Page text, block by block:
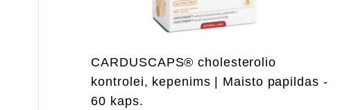
CARDUSCAPS® cholesterolio
kontrolei, kepenims | Maisto papildas -
60 kaps.